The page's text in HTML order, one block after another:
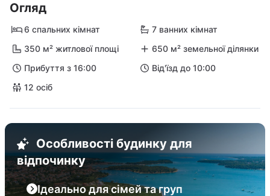
Огляд
6 спальних кімнат
7 ванних кімнат
350 м² житлової площі
650 м² земельної ділянки
Прибуття з 16:00
Від'їзд до 10:00
12 осіб
Особливості будинку для
відпочинку
Ідеально для сімей та груп